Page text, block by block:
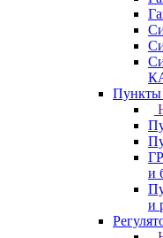
Пункты
и
и